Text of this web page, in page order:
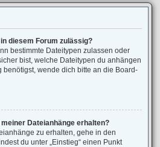
diesem Forum zulässig?
bestimmte Dateitypen zulassen oder
bist, welche Dateitypen du anhängen
benötigst, wende dich bitte an die Board-
Dateianhänge erhalten?
zu erhalten, gehe in den
du unter „Einstieg“ einen Punkt